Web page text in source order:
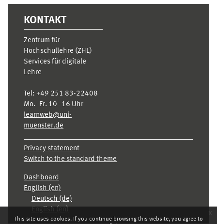
This site uses cookies. If you continue browsing this website, you agree to
x
KONTAKT
Zentrum für
Hochschullehre (ZHL)
Services für digitale
Lehre
Tel: +49 251 83-22408
Mo.- Fr. 10–16 Uhr
learnweb@uni-
muenster.de
Privacy statement
Switch to the standard theme
Dashboard
English ‎(en)‎
Deutsch ‎(de)‎